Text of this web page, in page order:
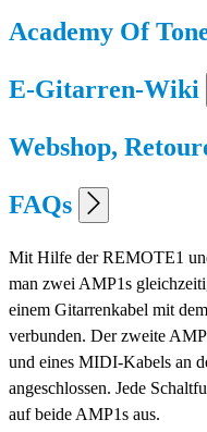
Academy Of
E-Gitarren-Wiki
Webshop,
FAQs
Mit Hilfe der REMOTE1
man zwei AMP1s
einem Gitarrenkabel mit
verbunden. Der zweite
und eines MIDI-Kabels an
angeschlossen. Jede
auf beide AMP1s aus.